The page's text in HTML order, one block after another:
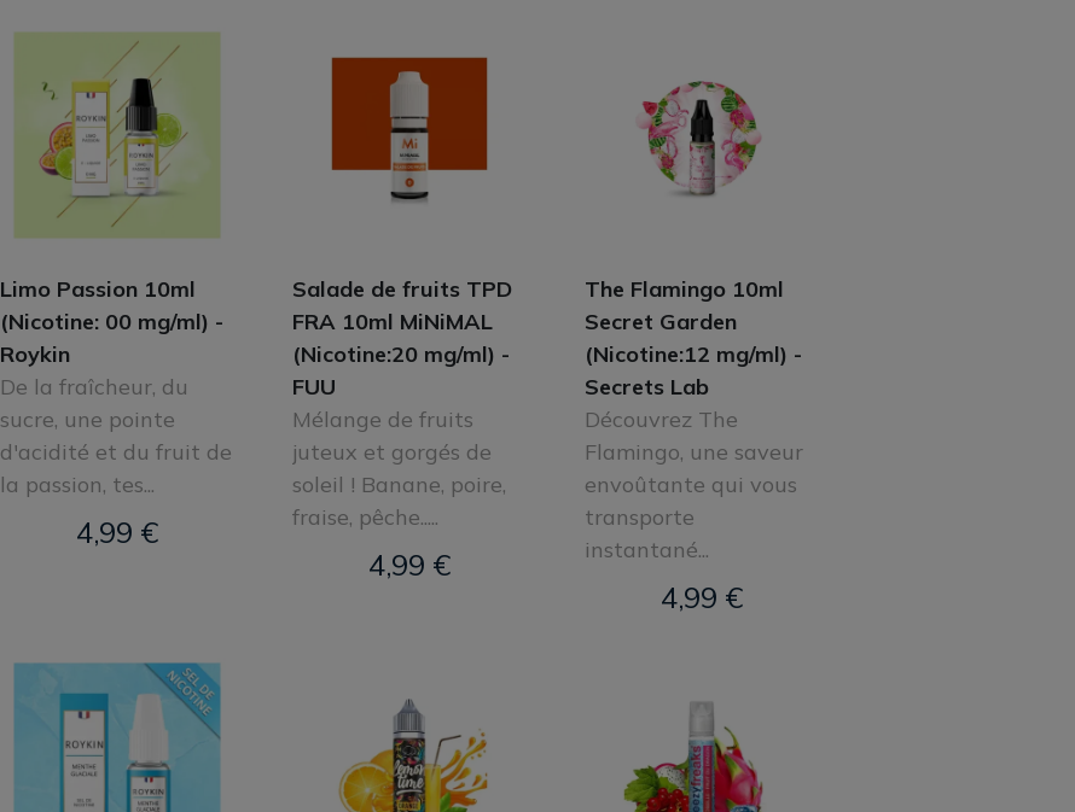
Limo Passion 10ml
(Nicotine: 00 mg/ml) -
Roykin
De la fraîcheur, du
sucre, une pointe
d'acidité et du fruit de
la passion, tes...
4,99 €
Salade de fruits TPD
FRA 10ml MiNiMAL
(Nicotine:20 mg/ml) -
FUU
Mélange de fruits
juteux et gorgés de
soleil ! Banane, poire,
fraise, pêche.....
4,99 €
The Flamingo 10ml
Secret Garden
(Nicotine:12 mg/ml) -
Secrets Lab
Découvrez The
Flamingo, une saveur
envoûtante qui vous
transporte
instantané...
4,99 €